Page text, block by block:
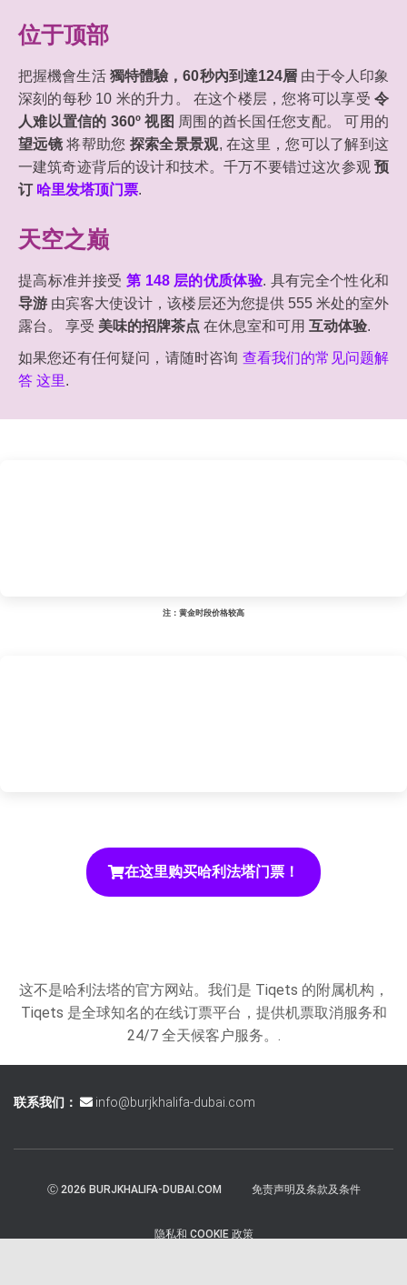
位于顶部
把握機會生活 獨特體驗，60秒內到達124層 由于令人印象
深刻的每秒 10 米的升力。 在这个楼层，您将可以享受 令
人难以置信的 360º 视图 周围的酋长国任您支配。 可用的
望远镜将帮助您 探索全景景观, 在这里，您可以了解到这
一建筑奇迹背后的设计和技术。千万不要错过这次参观 预
订 哈里发塔顶门票.
天空之巅
提高标准并接受 第 148 层的优质体验. 具有完全个性化和
导游 由宾客大使设计，该楼层还为您提供 555 米处的室外
露台。 享受 美味的招牌茶点 在休息室和可用 互动体验.
如果您还有任何疑问，请随时咨询 查看我们的常见问题解
答 这里.
注：黄金时段价格较高
在这里购买哈利法塔门票！
这不是哈利法塔的官方网站。我们是 Tiqets 的附属机构，
Tiqets 是全球知名的在线订票平台，提供机票取消服务和
24/7 全天候客户服务。.
联系我们： info@burjkhalifa-dubai.com
Ⓒ 2026 BURJKHALIFA-DUBAI.COM 免责声明及条款及条件
隐私和 COOKIE 政策